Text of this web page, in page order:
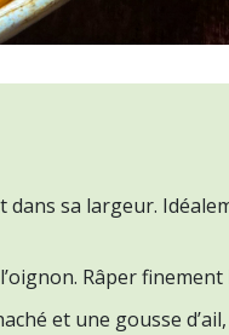
sa largeur.
Râper finement
et une gousse